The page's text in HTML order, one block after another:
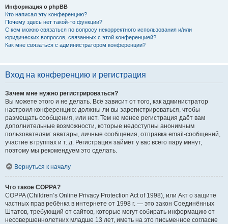
Информация о phpBB
Кто написал эту конференцию?
Почему здесь нет такой-то функции?
С кем можно связаться по вопросу некорректного использования и/или
юридических вопросов, связанных с этой конференцией?
Как мне связаться с администратором конференции?
Вход на конференцию и регистрация
Зачем мне нужно регистрироваться?
Вы можете этого и не делать. Всё зависит от того, как администратор
настроил конференцию: должны ли вы зарегистрироваться, чтобы
размещать сообщения, или нет. Тем не менее регистрация даёт вам
дополнительные возможности, которые недоступны анонимным
пользователям: аватары, личные сообщения, отправка email-сообщений,
участие в группах и т. д. Регистрация займёт у вас всего пару минут,
поэтому мы рекомендуем это сделать.
Вернуться к началу
Что такое COPPA?
COPPA (Children’s Online Privacy Protection Act of 1998), или Акт о защите
частных прав ребёнка в интернете от 1998 г. — это закон Соединённых
Штатов, требующий от сайтов, которые могут собирать информацию от
несовершеннолетних младше 13 лет, иметь на это письменное согласие